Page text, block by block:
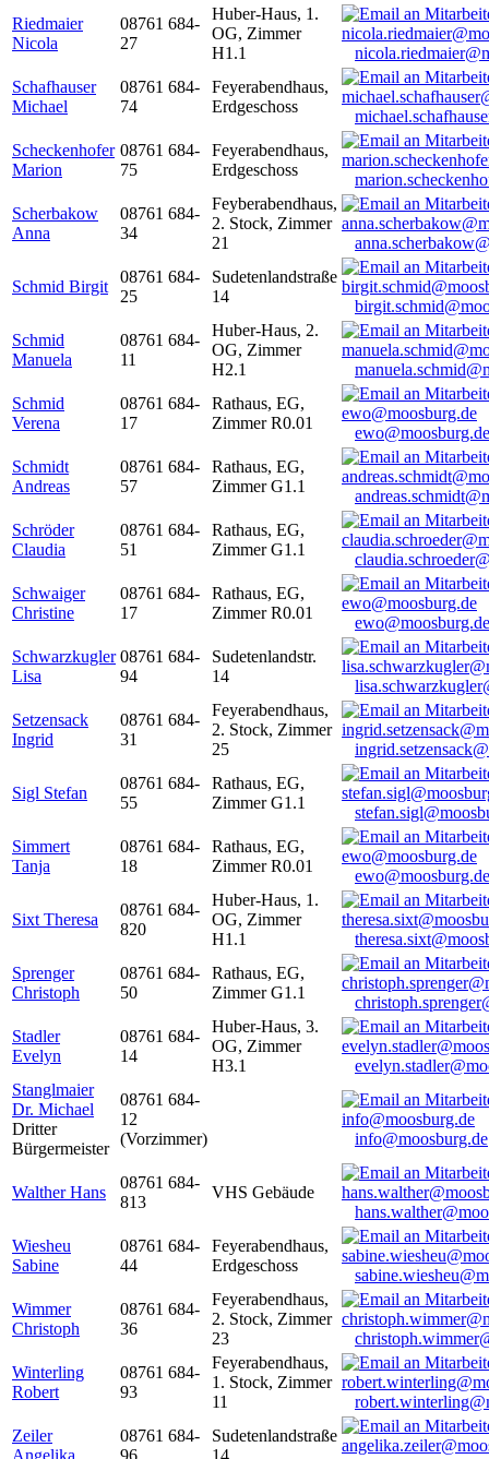
Riedmaier
Nicola
08761 684-
27
Huber-Haus, 1.
OG, Zimmer
H1.1
Schafhauser
Michael
08761 684-
74
Feyerabendhaus,
Erdgeschoss
Scheckenhofer
Marion
08761 684-
75
Feyerabendhaus,
Erdgeschoss
Scherbakow
Anna
08761 684-
34
Feyberabendhaus,
2. Stock, Zimmer
21
Schmid Birgit
08761 684-
25
Sudetenlandstraße
14
Schmid
Manuela
08761 684-
11
Huber-Haus, 2.
OG, Zimmer
H2.1
Schmid
Verena
08761 684-
17
Rathaus, EG,
Zimmer R0.01
ewo@moosburg.de
Schmidt
Andreas
08761 684-
57
Rathaus, EG,
Zimmer G1.1
Schröder
Claudia
08761 684-
51
Rathaus, EG,
Zimmer G1.1
Schwaiger
Christine
08761 684-
17
Rathaus, EG,
Zimmer R0.01
ewo@moosburg.de
Schwarzkugler
Lisa
08761 684-
94
Sudetenlandstr.
14
Setzensack
Ingrid
08761 684-
31
Feyerabendhaus,
2. Stock, Zimmer
25
Sigl Stefan
08761 684-
55
Rathaus, EG,
Zimmer G1.1
Simmert
Tanja
08761 684-
18
Rathaus, EG,
Zimmer R0.01
ewo@moosburg.de
Sixt Theresa
08761 684-
820
Huber-Haus, 1.
OG, Zimmer
H1.1
Sprenger
Christoph
08761 684-
50
Rathaus, EG,
Zimmer G1.1
Stadler
Evelyn
08761 684-
14
Huber-Haus, 3.
OG, Zimmer
H3.1
Stanglmaier
Dr. Michael
Dritter
Bürgermeister
08761 684-
12
(Vorzimmer)
info@moosburg.de
Walther Hans
08761 684-
813
VHS Gebäude
Wiesheu
Sabine
08761 684-
44
Feyerabendhaus,
Erdgeschoss
Wimmer
Christoph
08761 684-
36
Feyerabendhaus,
2. Stock, Zimmer
23
Winterling
Robert
08761 684-
93
Feyerabendhaus,
1. Stock, Zimmer
11
Zeiler
Angelika
08761 684-
96
Sudetenlandstraße
14